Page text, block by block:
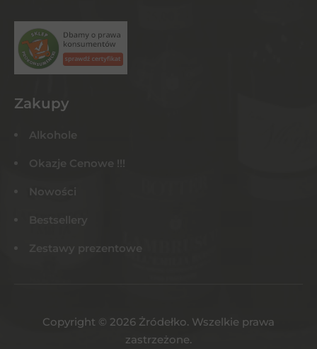
Zakupy
Alkohole
Okazje Cenowe !!!
Nowości
Bestsellery
Zestawy prezentowe
Copyright © 2026 Żródełko. Wszelkie prawa
zastrzeżone.